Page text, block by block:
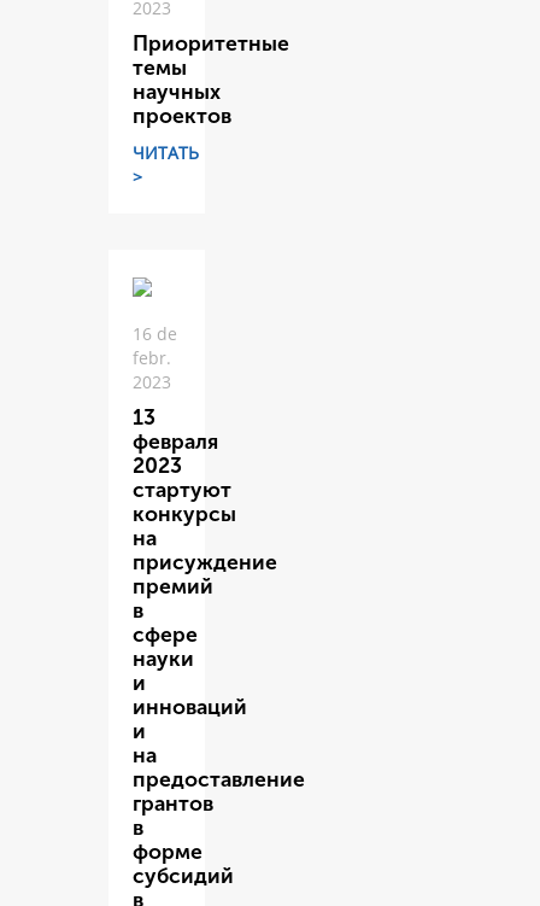
2023
Приоритетные
темы
научных
проектов
ЧИТАТЬ
>
16 de
febr.
2023
13
февраля
2023
стартуют
конкурсы
на
присуждение
премий
в
сфере
науки
и
инноваций
и
на
предоставление
грантов
в
форме
субсидий
в